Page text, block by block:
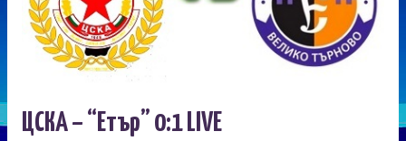
ЦСКА – “Етър” 0:1 LIVE